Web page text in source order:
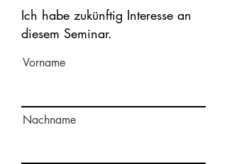
Ich habe zukünftig Interesse an
diesem Seminar.
Vorname
Nachname